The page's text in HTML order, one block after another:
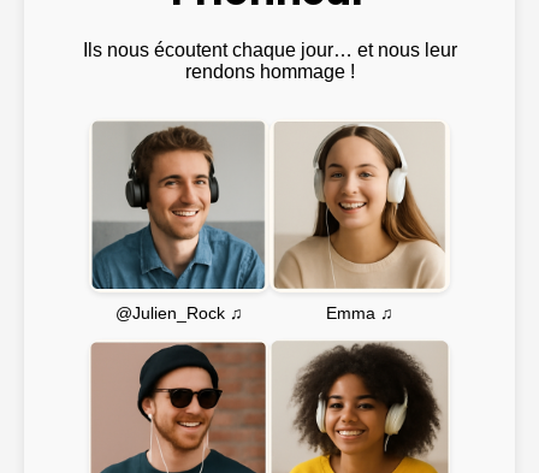
Ils nous écoutent chaque jour… et nous leur
rendons hommage !
@Julien_Rock ♫ Emma ♫